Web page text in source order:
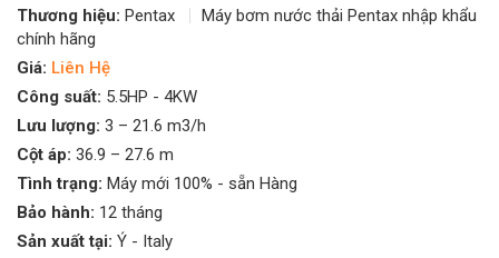
Thương hiệu: Pentax
Máy bơm nước thải Pentax nhập khẩu
chính hãng
Giá: Liên Hệ
Công suất: 5.5HP - 4KW
Lưu lượng: 3 – 21.6 m3/h
Cột áp: 36.9 – 27.6 m
Tình trạng: Máy mới 100% - sẵn Hàng
Bảo hành: 12 tháng
Sản xuất tại: Ý - Italy